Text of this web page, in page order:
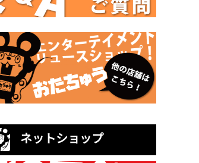
ネットショップ